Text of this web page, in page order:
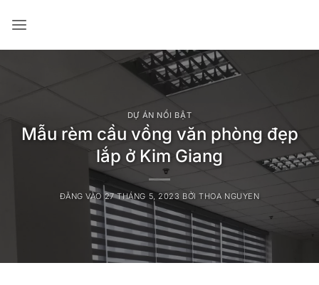
qua
DỰ ÁN NỔI BẬT
Mẫu rèm cầu vồng văn phòng đẹp
lắp ở Kim Giang
ĐĂNG VÀO 27 THÁNG 5, 2023 BỞITHOA NGUYEN